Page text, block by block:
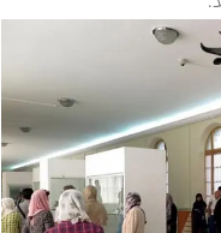
هتل ها(701)
آخرین
مقالات
منتخب
سردبیر